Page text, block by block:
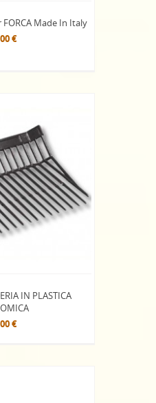
Made In Italy
€
IN PLASTICA
€